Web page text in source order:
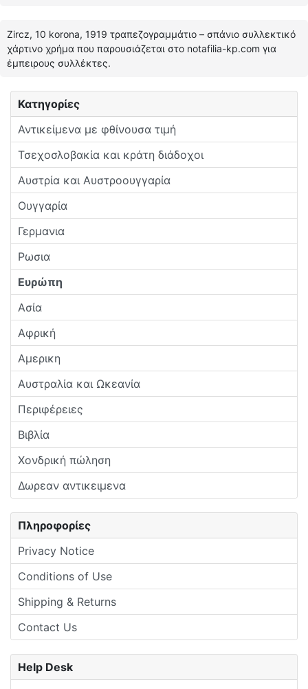
Κατηγορίες
Αντικείμενα με φθίνουσα τιμή
Τσεχοσλοβακία και κράτη διάδοχοι
Αυστρία και Αυστροουγγαρία
Ουγγαρία
Γερμανια
Ρωσια
Ευρώπη
Ασία
Αφρική
Αμερικη
Αυστραλία και Ωκεανία
Περιφέρειες
Βιβλία
Χονδρική πώληση
Δωρεαν αντικειμενα
Πληροφορίες
Privacy Notice
Conditions of Use
Shipping & Returns
Contact Us
Zircz, 10 korona, 1919 τραπεζογραμμάτιο – σπάνιο συλλεκτικό
χάρτινο χρήμα που παρουσιάζεται στο notafilia-kp.com για
έμπειρους συλλέκτες.
Help Desk